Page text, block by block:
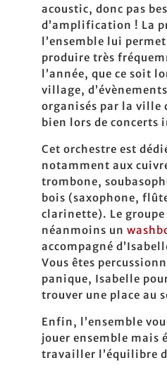
acoustic, donc pas
d’amplification ! La
l’ensemble lui permet
produire très
l’année, que ce soit
village,
organisés par la ville
bien lors de concerts
Cet orchestre est
notamment aux
trombone,
bois (saxophone,
clarinette). Le
néanmoins un
accompagné
Vous êtes
panique, Isabelle
trouver une place au
Enfin, l’ensemble
jouer ensemble mais
travailler l’équilibre